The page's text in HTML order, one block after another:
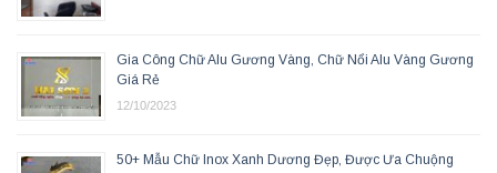
Gia Công Chữ Alu Gương Vàng, Chữ Nổi Alu Vàng Gương
Giá Rẻ
12/10/2023
50+ Mẫu Chữ Inox Xanh Dương Đẹp, Được Ưa Chuộng